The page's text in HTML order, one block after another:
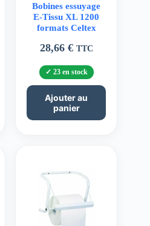
Bobines essuyage
E-Tissu XL 1200
formats Celtex
28,66 € TTC
23 en stock
Ajouter au
panier